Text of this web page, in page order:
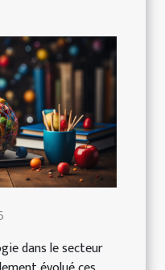
dans le secteur